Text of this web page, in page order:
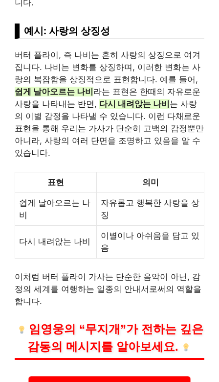
니다.
예시: 사랑의 상징성
버터 플라이, 즉 나비는 흔히 사랑의 상징으로 여겨
집니다. 나비는 변화를 상징하며, 이러한 변화는 사
랑의 복잡함을 상징적으로 표현합니다. 예를 들어,
쉽게 날아오르는 나비 라는 표현은 한때의 자유로운
사랑을 나타내는 반면, 다시 내려앉는 나비 는 사랑
의 이별 감정을 나타낼 수 있습니다. 이런 다채로운
표현을 통해 우리는 가사가 단순히 고백의 감정뿐만
아니라, 사랑의 여러 단면을 조명하고 있음을 알 수
있습니다.
표현 의미
쉽게 날아오르는 나
비
자유롭고 행복한 사랑을 상
징
다시 내려앉는 나비
이별이나 아쉬움을 담고 있
음
이처럼 버터 플라이 가사는 단순한 음악이 아닌, 감
정의 세계를 여행하는 일종의 안내서로써의 역할을
합니다.
임영웅의 “무지개”가 전하는 깊은
감동의 메시지를 알아보세요.